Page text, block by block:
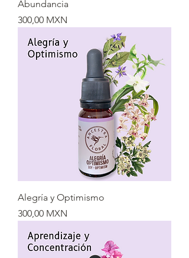
Abundancia
Precio
300,00 MXN
Alegría y Optimismo
Precio
300,00 MXN